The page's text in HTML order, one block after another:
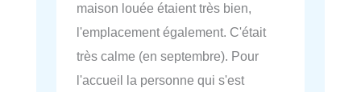
maison louée étaient très bien,
l'emplacement également. C'était
très calme (en septembre). Pour
l'accueil la personne qui s'est